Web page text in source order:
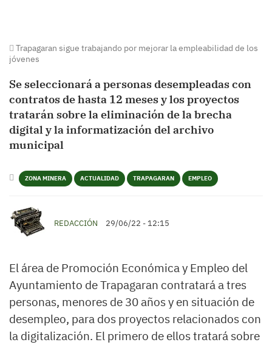
Trapagaran sigue trabajando por mejorar la empleabilidad de los
jóvenes
Se seleccionará a personas desempleadas con
contratos de hasta 12 meses y los proyectos
tratarán sobre la eliminación de la brecha
digital y la informatización del archivo
municipal
ZONA MINERA ACTUALIDAD TRAPAGARAN EMPLEO
REDACCIÓN 29/06/22 - 12:15
El área de Promoción Económica y Empleo del
Ayuntamiento de Trapagaran contratará a tres
personas, menores de 30 años y en situación de
desempleo, para dos proyectos relacionados con
la digitalización. El primero de ellos tratará sobre